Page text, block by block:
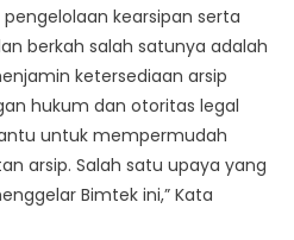
kearsipan serta
berkah salah satunya adalah
ketersediaan arsip
hukum dan otoritas legal
untuk mempermudah
arsip. Salah satu upaya yang
Bimtek ini,” Kata